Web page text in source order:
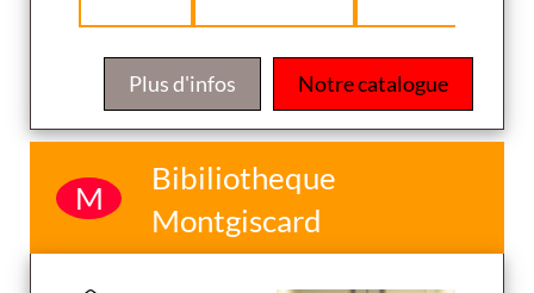
Notre catalogue
Plus d'infos
M
Bibiliotheque
Montgiscard